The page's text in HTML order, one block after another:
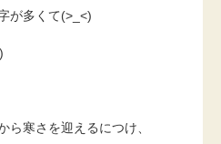
が多くて(>_<)
ら寒さを迎えるにつけ、